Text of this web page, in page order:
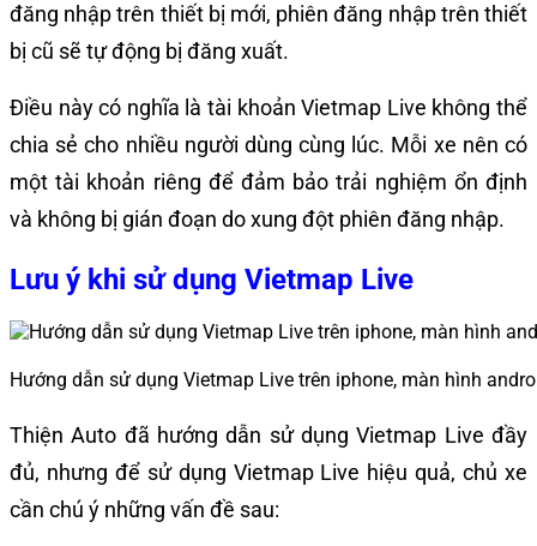
đăng nhập trên thiết bị mới, phiên đăng nhập trên thiết
bị cũ sẽ tự động bị đăng xuất.
Điều này có nghĩa là tài khoản Vietmap Live không thể
chia sẻ cho nhiều người dùng cùng lúc. Mỗi xe nên có
một tài khoản riêng để đảm bảo trải nghiệm ổn định
và không bị gián đoạn do xung đột phiên đăng nhập.
Lưu ý khi sử dụng Vietmap Live
Hướng dẫn sử dụng Vietmap Live trên iphone, màn hình
Thiện Auto đã hướng dẫn sử dụng Vietmap Live đầy
đủ, nhưng để sử dụng Vietmap Live hiệu quả, chủ xe
cần chú ý những vấn đề sau: